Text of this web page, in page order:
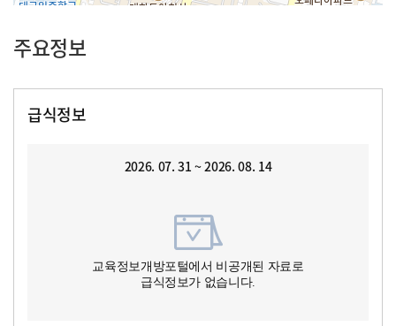
주요정보
급식정보
2026. 07. 31 ~ 2026. 08. 14
교육정보개방포털에서 비공개된 자료로
급식정보가 없습니다.